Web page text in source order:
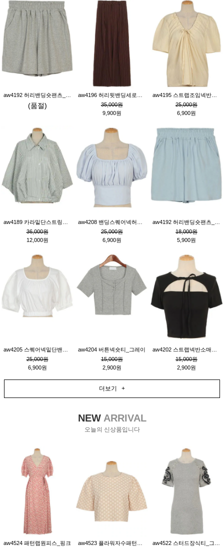
(품절)
35,000원
9,900원
25,000원
6,900원
36,000원
12,000원
25,000원
6,900원
18,000원
5,900원
25,000원
6,900원
aw4204 버튼넥숏티_그레이
15,000원
2,900원
15,000원
2,900원
더보기 +
NEWARRIVAL
오늘의 신상품입니다
aw4524 패턴랩원피스_핑크